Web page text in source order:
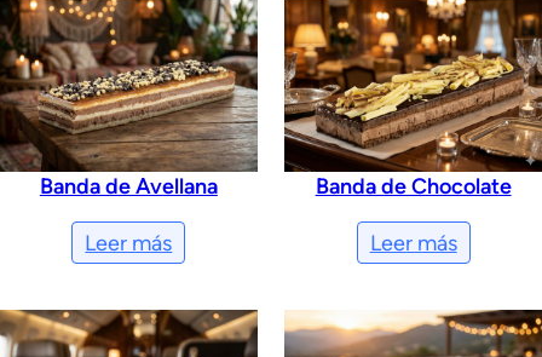
Banda de Avellana
Leer más
Banda de Chocolate
Leer más